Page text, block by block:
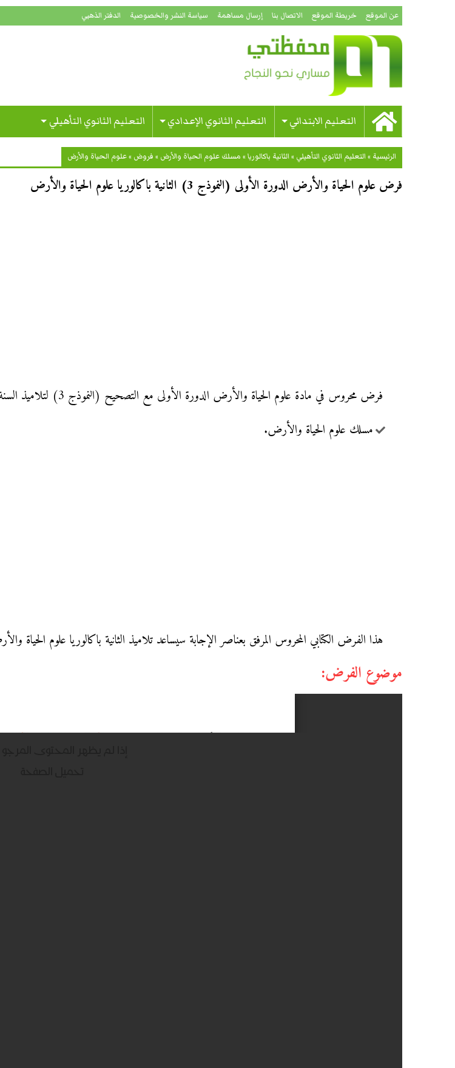
عن الموقع خريطة الموقع الاتصال بنا إرسال مساهمة سياسة النشر والخصوصية الدفتر الذهبي
التعليم الابتدائي التعليم الثانوي الإعدادي التعليم الثانوي التأهيلي
الرئيسية »التعليم الثانوي التأهيلي »الثانية باكالوريا» مسلك علوم الحياة والأرض » فروض »علوم الحياة والأرض
فرض علوم الحياة والأرض الدورة الأولى (النموذج 3) الثانية باكالوريا علوم الحياة والأرض
فرض محروس في مادة علوم الحياة والأرض الدورة الأولى مع التصحيح (النموذج 3) لتلاميذ السنة الثانية من سلك الباكالوريا:
مسلك علوم الحياة والأرض.
هذا الفرض الكتابي المحروس المرفق بعناصر الإجابة سيساعد تلاميذ الثانية باكالوريا علوم
موضوع الفرض: